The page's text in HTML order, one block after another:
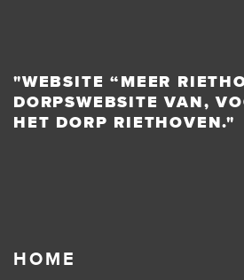
"WEBSITE “MEER
DORPSWEBSITE VAN,
HET DORP RIETHOVEN."
HOME